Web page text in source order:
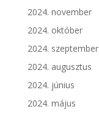
2024. november
2024. október
2024. szeptember
2024. augusztus
2024. június
2024. május